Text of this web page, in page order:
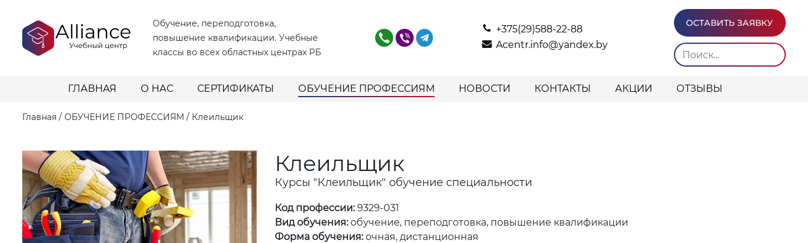
Обучение, переподготовка,
повышение квалификации. Учебные
классы во всех областных центрах РБ
+375(29)588-22-88
Acentr.info@yandex.by
ОСТАВИТЬ ЗАЯВКУ
ГЛАВНАЯ О НАС СЕРТИФИКАТЫ ОБУЧЕНИЕ ПРОФЕССИЯМ НОВОСТИ КОНТАКТЫ АКЦИИ ОТЗЫВЫ
Главная / ОБУЧЕНИЕ ПРОФЕССИЯМ / Клеильщик
Клеильщик
Курсы "Клеильщик" обучение специальности
Код профессии:9329-031
Вид обучения: обучение, переподготовка, повышение квалификации
Форма обучения: очная, дистанционная